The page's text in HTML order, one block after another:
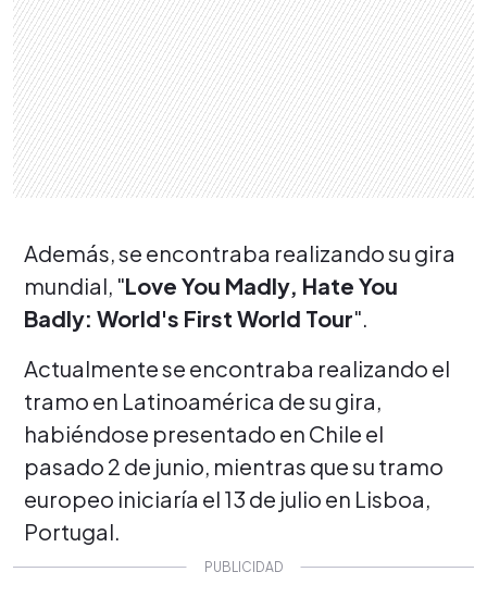
Además, se encontraba realizando su gira
mundial, "Love You Madly, Hate You
Badly: World's First World Tour".
Actualmente se encontraba realizando el
tramo en Latinoamérica de su gira,
habiéndose presentado en Chile el
pasado 2 de junio, mientras que su tramo
europeo iniciaría el 13 de julio en Lisboa,
Portugal.